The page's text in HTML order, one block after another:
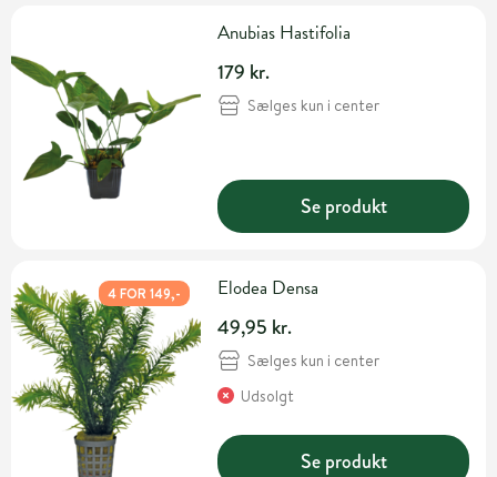
Anubias Hastifolia
179 kr.
Sælges kun i center
Se produkt
4 FOR 149,- Elodea Densa
49,95 kr.
Sælges kun i center
Udsolgt
Se produkt